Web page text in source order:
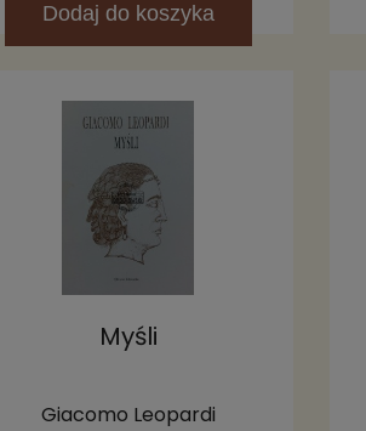
Dodaj do koszyka
Myśli
Giacomo Leopardi